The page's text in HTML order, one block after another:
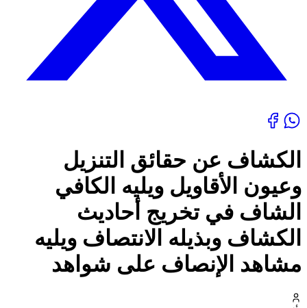
الكشاف عن حقائق التنزيل
وعيون الأقاويل ويليه الكافي
الشاف في تخريج أحاديث
الكشاف وبذيله الانتصاف ويليه
مشاهد الإنصاف على شواهد